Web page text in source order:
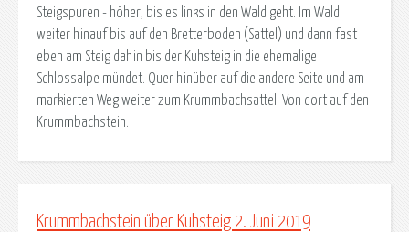
Steigspuren - höher, bis es links in den Wald geht. Im Wald
weiter hinauf bis auf den Bretterboden (Sattel) und dann fast
eben am Steig dahin bis der Kuhsteig in die ehemalige
Schlossalpe mündet. Quer hinüber auf die andere Seite und am
markierten Weg weiter zum Krummbachsattel. Von dort auf den
Krummbachstein.
Krummbachstein über Kuhsteig 2. Juni 2019